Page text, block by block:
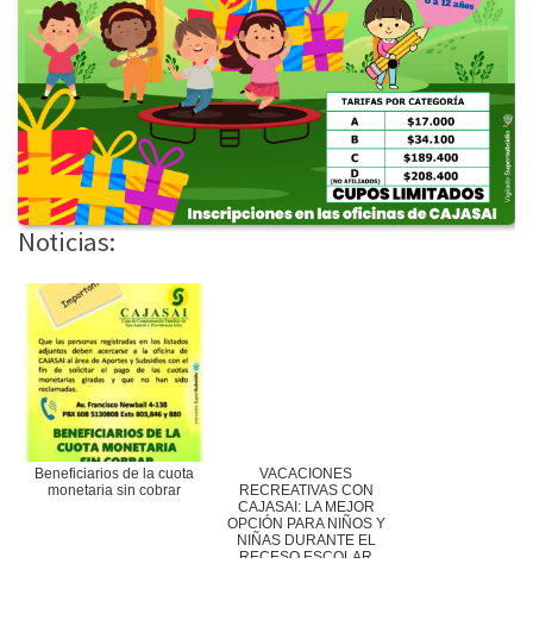
Noticias:
Beneficiarios de la cuota
monetaria sin cobrar
VACACIONES
RECREATIVAS CON
CAJASAI: LA MEJOR
OPCIÓN PARA NIÑOS Y
NIÑAS DURANTE EL
RECESO ESCOLAR